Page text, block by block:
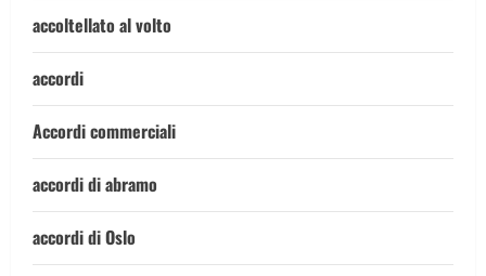
accoltellato al volto
accordi
Accordi commerciali
accordi di abramo
accordi di Oslo